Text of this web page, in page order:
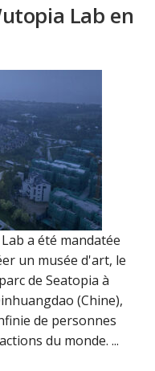
Lab en
a été mandatée
un musée d'art, le
de Seatopia à
(Chine),
de personnes
du monde. ...